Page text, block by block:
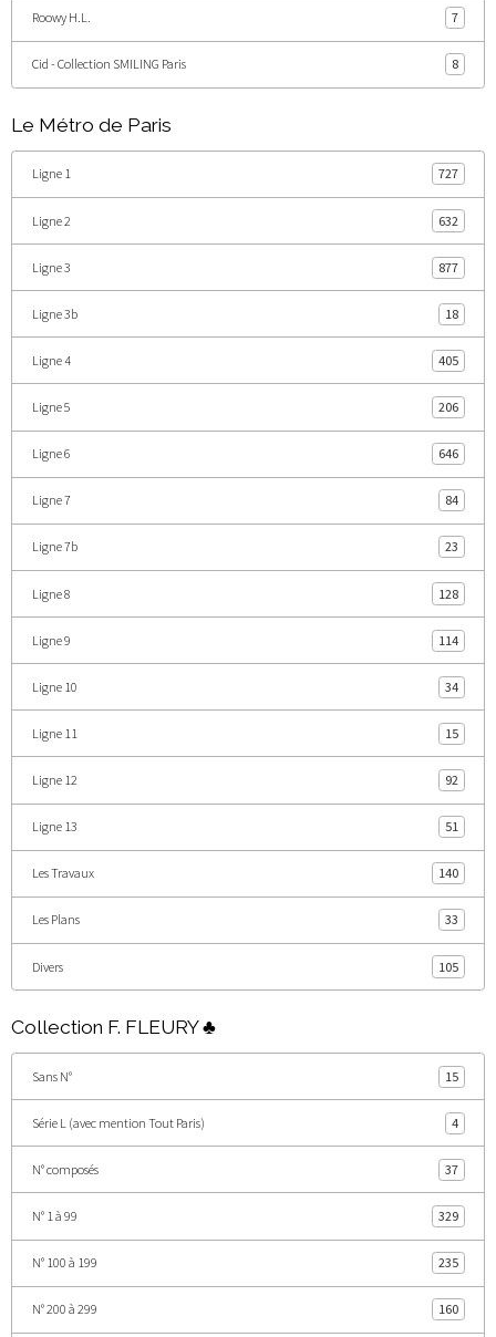
Roowy H.L. 7
Cid - Collection SMILING Paris 8
Le Métro de Paris
Ligne 1 727
Ligne 2 632
Ligne 3 877
Ligne 3b 18
Ligne 4 405
Ligne 5 206
Ligne 6 646
Ligne 7 84
Ligne 7b 23
Ligne 8 128
Ligne 9 114
Ligne 10 34
Ligne 11 15
Ligne 12 92
Ligne 13 51
Les Travaux 140
Les Plans 33
Divers 105
Collection F. FLEURY ♣
Sans N° 15
Série L (avec mention Tout Paris) 4
N° composés 37
N° 1 à 99 329
N° 100 à 199 235
N° 200 à 299 160